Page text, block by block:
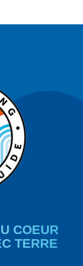
COEUR
TERRE